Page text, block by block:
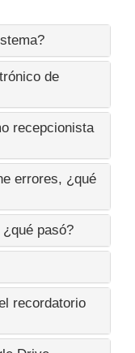
de
recepcionista
errores, ¿qué
pasó?
recordatorio